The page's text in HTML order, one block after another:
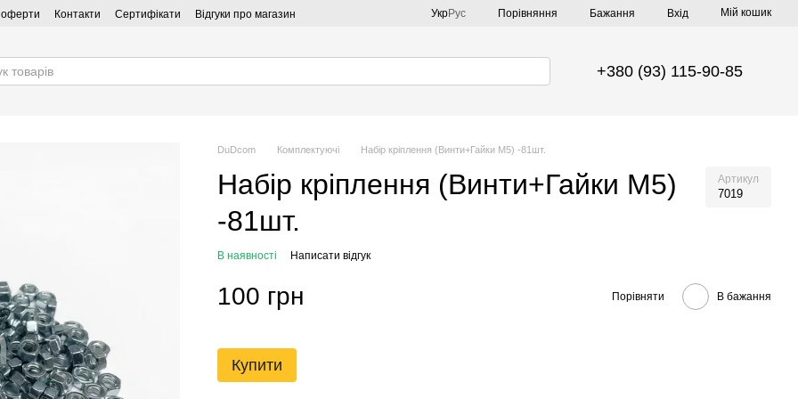
оферти Контакти Сертифікати Відгуки про магазин УкрРус Порівняння Бажання Вхід Мій кошик
+380 (93) 115-90-85
DuDcom Комплектуючі Набір кріплення (Винти+Гайки М5) -81шт.
Набір кріплення (Винти+Гайки М5)
-81шт.
Артикул
7019
В наявності Написати відгук
100 грн Порівняти В бажання
Купити